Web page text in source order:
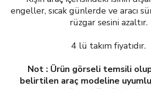
engeller, sıcak günlerde ve aracı
rüzgar sesini azaltır.
4 lü takım fiyatıdır.
Not : Ürün görseli temsili
belirtilen araç modeline uyumlu